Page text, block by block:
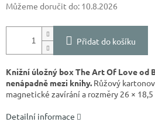
Můžeme doručit do: 10.8.2026
Přidat do košíku
Knižní úložný box The Art Of Love od
nenápadně mezi knihy. Růžový
magnetické zavírání a rozměry 26 × 18,5
Detailní informace